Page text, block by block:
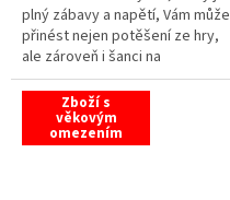
plný zábavy a napětí, Vám může
přinést nejen potěšení ze hry,
ale zároveň i šanci na
neuvěřitelnou hlavní výhru,
která činí snových 10 MILIONŮ!
Zboží s
věkovým
omezením